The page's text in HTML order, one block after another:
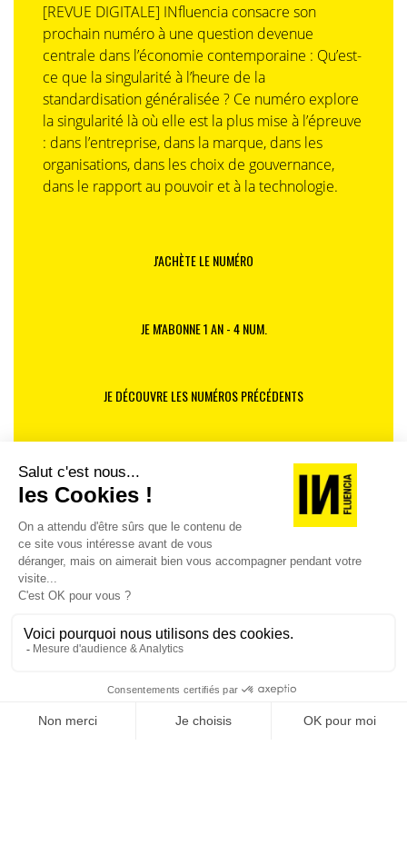
[REVUE DIGITALE] INfluencia consacre son
prochain numéro à une question devenue
centrale dans l’économie contemporaine : Qu’est-
ce que la singularité à l’heure de la
standardisation généralisée ? Ce numéro explore
la singularité là où elle est la plus mise à l’épreuve
: dans l’entreprise, dans la marque, dans les
organisations, dans les choix de gouvernance,
dans le rapport au pouvoir et à la technologie.
J'ACHÈTE LE NUMÉRO
JE M'ABONNE 1 AN - 4 NUM.
JE DÉCOUVRE LES NUMÉROS PRÉCÉDENTS